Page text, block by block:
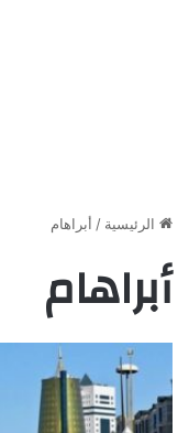
الرئيسية / أبراهام
أبراهام